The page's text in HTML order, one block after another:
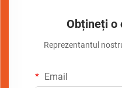
Obțineți o
Reprezentantul
Email